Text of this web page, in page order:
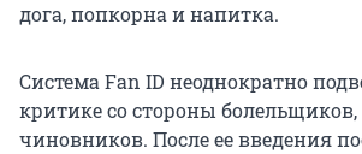
дога, попкорна и напитка.
Система Fan ID неоднократно
критике со стороны болельщиков,
чиновников. После ее введения